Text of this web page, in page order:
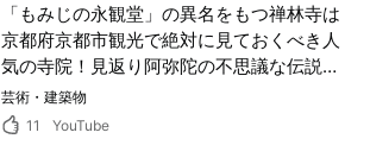
「もみじの永観堂」の異名をもつ禅林寺は
京都府京都市観光で絶対に見ておくべき人
気の寺院！見返り阿弥陀の不思議な伝説が
残る魅力的な寺院で素敵な秋の1日を過ご
す
芸術・建築物
11
YouTube